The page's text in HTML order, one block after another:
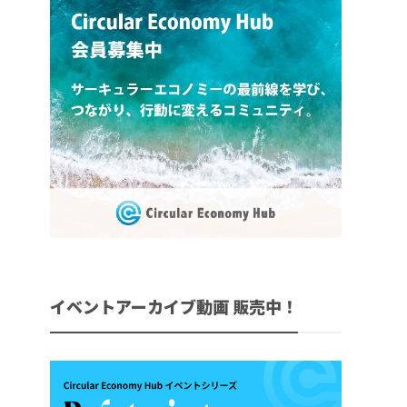
イベントアーカイブ動画 販売中！